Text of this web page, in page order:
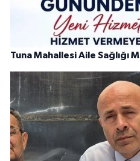
Tuna Mahallesi Aile Sağlığı